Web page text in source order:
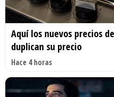
Aquí los nuevos precios
duplican su precio
Hace 4 horas